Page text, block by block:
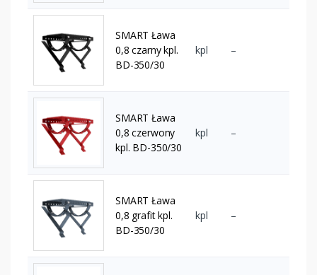
SMART Ława
0,8 czarny kpl.
BD-350/30
kpl –
SMART Ława
0,8 czerwony
kpl. BD-350/30
kpl –
SMART Ława
0,8 grafit kpl.
BD-350/30
kpl –